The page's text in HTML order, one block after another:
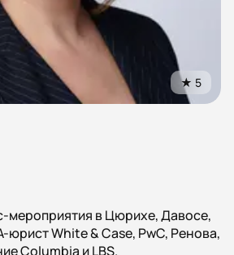
★ 5
мероприятия в Цюрихе, Давосе,
юрист White & Case, PwC, Ренова,
Columbia и LBS.